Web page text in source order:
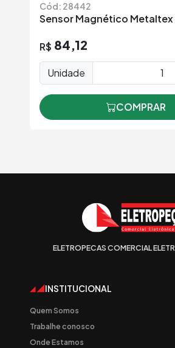
Cód: 28442
Sensor Magnético Metaltex
R$ 84,12
Unidade
COMPRAR
ELETROPECAS COMERCIAL
INSTITUCIONAL
Quem Somos
Trabalhe conosco
Onde Estamos